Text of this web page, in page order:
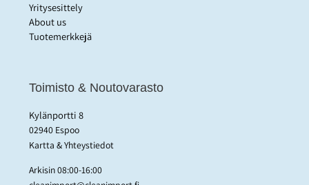
Yritysesittely
About us
Tuotemerkkejä
Toimisto & Noutovarasto
Kylänportti 8
02940 Espoo
Kartta & Yhteystiedot
Arkisin 08:00-16:00